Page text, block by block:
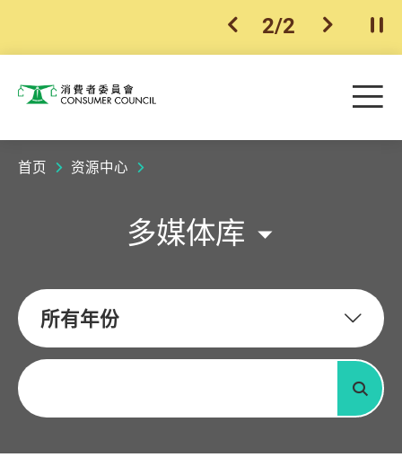
上一个
2/2 下一个开
消费者委员会 目
首页 资源中心
多媒体库
所有年份
关键字
搜寻